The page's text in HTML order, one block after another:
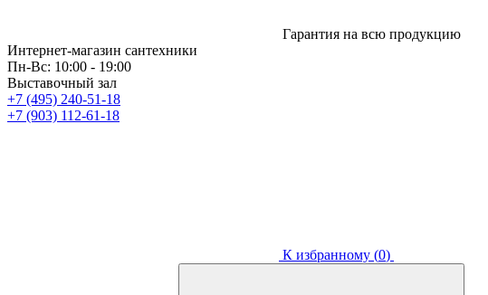
Гарантия на всю продукцию
Интернет-магазин сантехники
Пн-Вс: 10:00 - 19:00
Выставочный зал
+7 (495) 240-51-18
+7 (903) 112-61-18
К избранному (0)